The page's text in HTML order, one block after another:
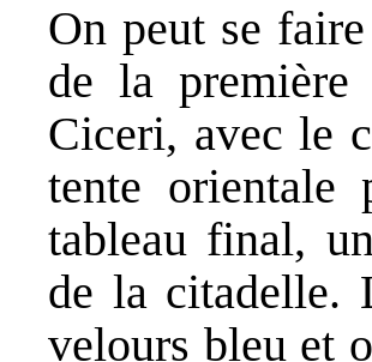
On peut se
de la
Ciceri, avec le
tente
tableau final,
de la citadelle.
velours bleu et